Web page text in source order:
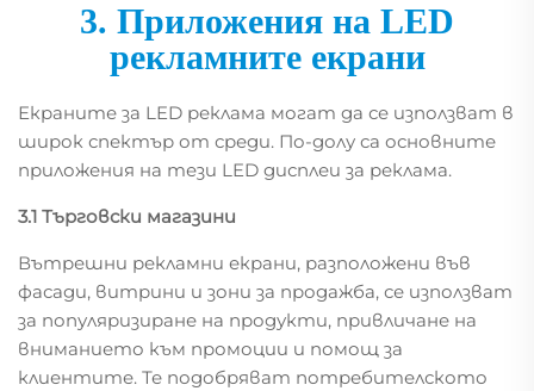
3. Приложения на LED
рекламните екрани
Екраните за LED реклама могат да се използват в
широк спектър от среди. По-долу са основните
приложения на тези LED дисплеи за реклама.
3.1 Търговски магазини
Вътрешни рекламни екрани, разположени във
фасади, витрини и зони за продажба, се използват
за популяризиране на продукти, привличане на
вниманието към промоции и помощ за
клиентите. Те подобряват потребителското